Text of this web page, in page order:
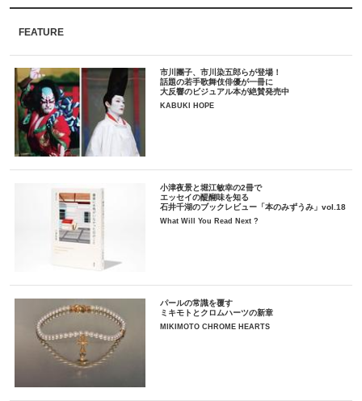
FEATURE
市川團子、市川染五郎らが登場！
話題の若手歌舞伎俳優が一冊に
大反響のビジュアル本が絶賛発売中
KABUKI HOPE
小津夜景と堀江敏幸の2冊で
エッセイの醍醐味を知る
石井千湖のブックレビュー「本のみずうみ」vol.18
What Will You Read Next ?
パールの常識を覆す
ミキモトとクロムハーツの新章
MIKIMOTO CHROME HEARTS